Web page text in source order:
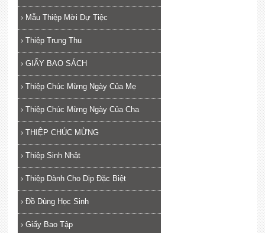
› Mẫu Thiệp Mời Dự Tiệc
› Thiệp Trung Thu
› GIẤY BAO SÁCH
› Thiệp Chúc Mừng Ngày Của Mẹ
› Thiệp Chúc Mừng Ngày Của Cha
› THIỆP CHÚC MỪNG
› Thiệp Sinh Nhật
› Thiệp Dành Cho Dịp Đặc Biệt
› Đồ Dùng Học Sinh
› Giấy Bao Tập